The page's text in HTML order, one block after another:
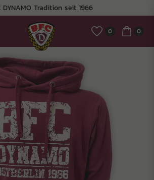
DYNAMO Tradition seit 1966
0 0